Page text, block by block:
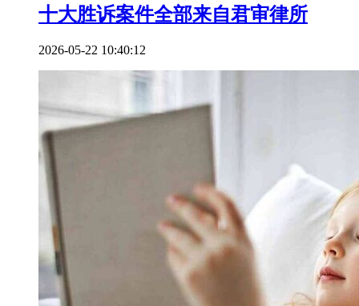
十大胜诉案件全部来自君审律所
2026-05-22 10:40:12